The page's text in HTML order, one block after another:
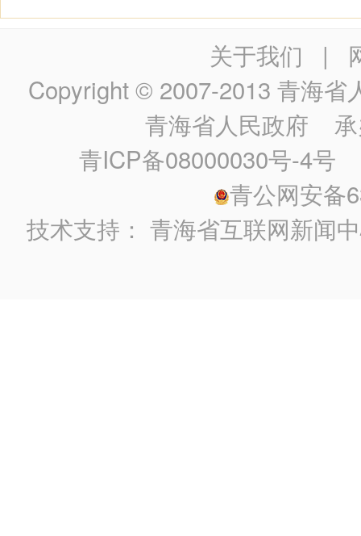
关于我们 |
Copyright © 2007-2013 青海省
青海省人民政府 承
青ICP备08000030号-4号
青公网安备
技术支持：青海省互联网新闻